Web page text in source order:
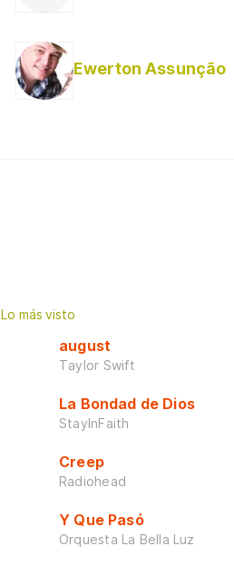
Ewerton Assunção
Lo más visto
august
Taylor Swift
La Bondad de Dios
StayInFaith
Creep
Radiohead
Y Que Pasó
Orquesta La Bella Luz